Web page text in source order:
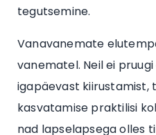
tegutsemine.
Vanavanemate
vanematel. Neil ei
igapäevast kiirustamist,
kasvatamise praktilisi
nad lapselapsega olles